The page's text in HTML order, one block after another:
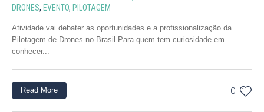
DRONES, EVENTO, PILOTAGEM
Atividade vai debater as oportunidades e a profissionalização da
Pilotagem de Drones no Brasil Para quem tem curiosidade em
conhecer...
0
Read More